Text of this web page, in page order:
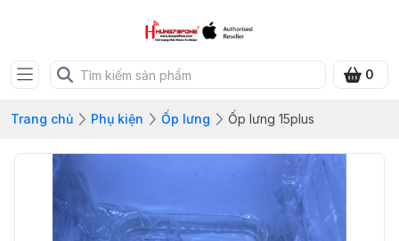
0
Trang chủ Phụ kiện Ốp lưng Ốp lưng 15plus